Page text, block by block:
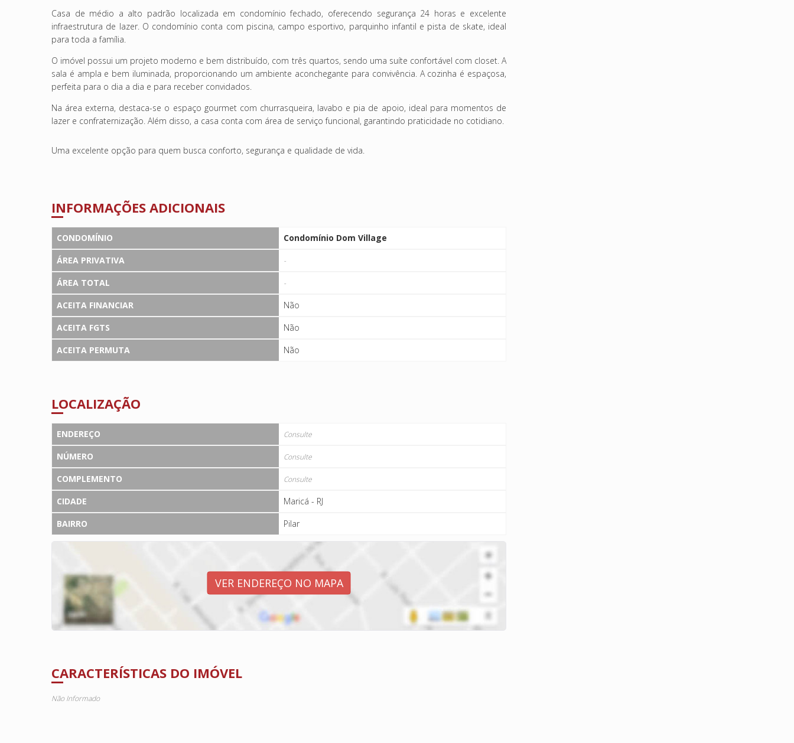
Casa de médio a alto padrão localizada em condomínio fechado, oferecendo segurança 24 horas e excelente
infraestrutura de lazer. O condomínio conta com piscina, campo esportivo, parquinho infantil e pista de skate, ideal
para toda a família.
O imóvel possui um projeto moderno e bem distribuído, com três quartos, sendo uma suíte confortável com closet. A
sala é ampla e bem iluminada, proporcionando um ambiente aconchegante para convivência. A cozinha é espaçosa,
perfeita para o dia a dia e para receber convidados.
Na área externa, destaca-se o espaço gourmet com churrasqueira, lavabo e pia de apoio, ideal para momentos de
lazer e confraternização. Além disso, a casa conta com área de serviço funcional, garantindo praticidade no cotidiano.
Uma excelente opção para quem busca conforto, segurança e qualidade de vida.
INFORMAÇÕES ADICIONAIS
CONDOMÍNIO
Condomínio Dom Village
ÁREA PRIVATIVA
-
ÁREA TOTAL -
ACEITA FINANCIAR
Não
ACEITA FGTS
Não
ACEITA PERMUTA
Não
LOCALIZAÇÃO
ENDEREÇO Consulte
NÚMERO Consulte
COMPLEMENTO Consulte
CIDADE
Maricá - RJ
BAIRRO
Pilar
VER ENDEREÇO NO MAPA
CARACTERÍSTICAS DO IMÓVEL
Não Informado